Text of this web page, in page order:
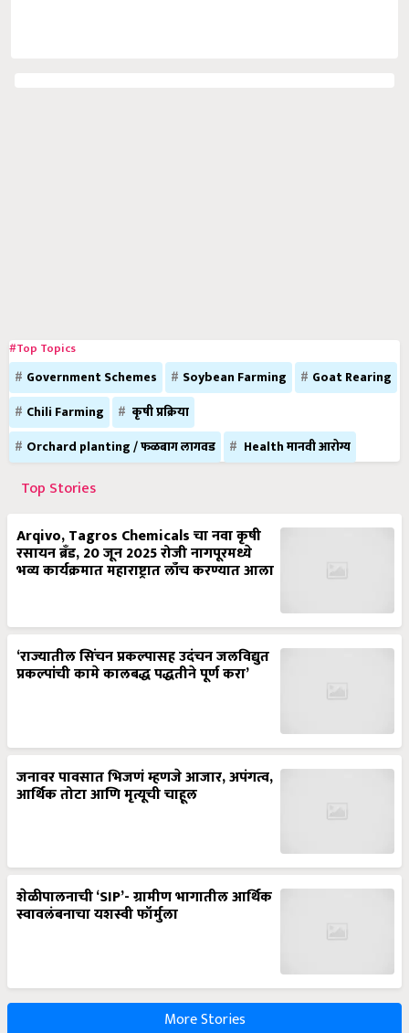
#Top Topics
Government Schemes Soybean Farming
Goat Rearing
Chili Farming
कृषी प्रक्रिया
Orchard planting / फळबाग लागवड
Health मानवी आरोग्य
Top Stories
Arqivo, Tagros Chemicals चा नवा कृषी
रसायन ब्रँड, 20 जून 2025 रोजी नागपूरमध्ये
भव्य कार्यक्रमात महाराष्ट्रात लाँच करण्यात आला
‘राज्यातील सिंचन प्रकल्पासह उदंचन जलविद्युत
प्रकल्पांची कामे कालबद्ध पद्धतीने पूर्ण करा’
जनावर पावसात भिजणं म्हणजे आजार, अपंगत्व,
आर्थिक तोटा आणि मृत्यूची चाहूल
शेळीपालनाची ‘SIP’- ग्रामीण भागातील आर्थिक
स्वावलंबनाचा यशस्वी फॉर्मुला
More Stories